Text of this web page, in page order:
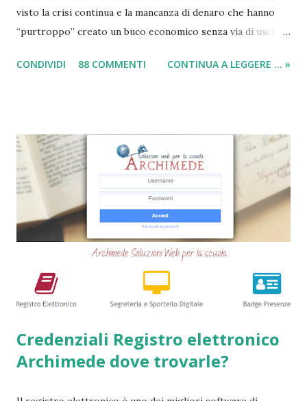
visto la crisi continua e la mancanza di denaro che hanno
“purtroppo” creato un buco economico senza via di uscita
ancora da varie compagnie in Italia. Nella seguente guida,
altrettante hanno deciso di non concedere più queste
tipologie di prestiti a cambiali. Comunque sia, ancora oggi
esiste qualche possibilità, (fortunatamente per molti
cittadini) di accedere a questi prodotti. Ecco perchè
abbiamo deciso di creare questa guida dettagliata. Nel
frattempo, se volete potete anche consultare le seguenti
guide => Come accedere a prestiti dopo essere stati
segnalati al Crif - Prest...
CONDIVIDI 88 COMMENTI CONTINUA A LEGGERE ... »
Credenziali Registro elettronico
Archimede dove trovarle?